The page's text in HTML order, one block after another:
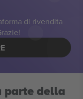
di rivendita
parte della